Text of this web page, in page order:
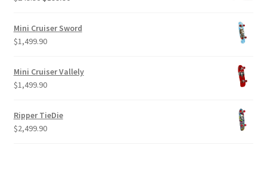
original
era:
actual
Mini Cruiser Sword
$1,499.90
Mini Cruiser Vallely
$1,499.90
Ripper TieDie
$2,499.90